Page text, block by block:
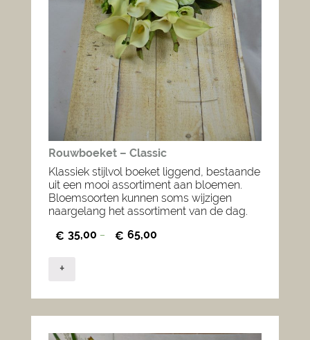
Rouwboeket – Classic
Klassiek stijlvol boeket liggend, bestaande
uit een mooi assortiment aan bloemen.
Bloemsoorten kunnen soms wijzigen
naargelang het assortiment van de dag.
€ 35,00 – € 65,00
+